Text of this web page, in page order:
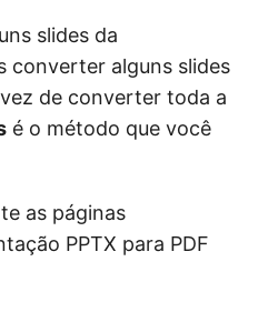
slides da
converter alguns slides
de converter toda a
é o método que você
as páginas
PPTX para PDF